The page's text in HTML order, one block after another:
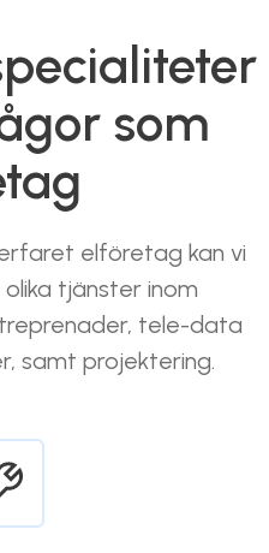
som
elföretag kan vi
tjänster inom
tele-data
samt projektering.